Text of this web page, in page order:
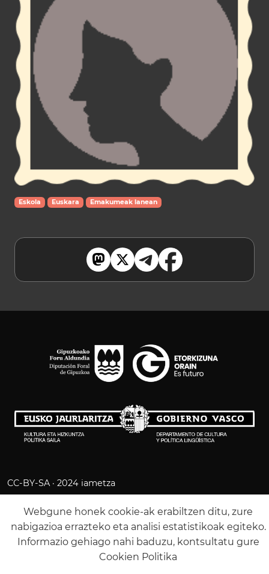
Eskola Euskara Emakumeak lanean
CC-BY-SA · 2024 iametza
PRIBATUTASUN POLITIKA
Webgune honek cookie-ak erabiltzen ditu, zure
nabigazioa errazteko eta analisi estatistikoak egiteko.
Informazio gehiago nahi baduzu, kontsultatu gure
Cookien Politika